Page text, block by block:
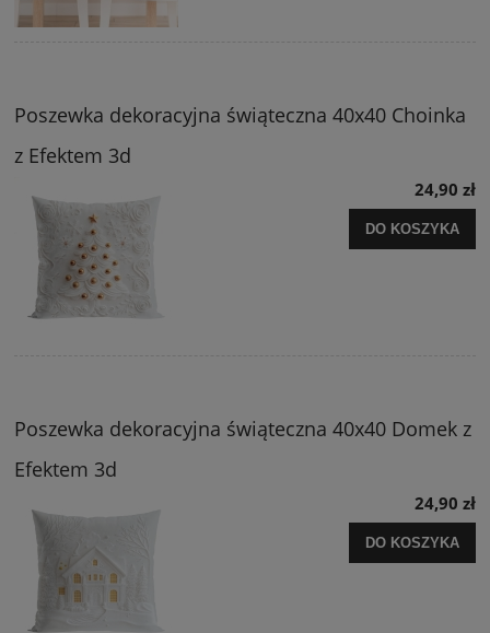
Poszewka dekoracyjna świąteczna 40x40 Choinka
z Efektem 3d
24,90 zł
DO KOSZYKA
Poszewka dekoracyjna świąteczna 40x40 Domek z
Efektem 3d
24,90 zł
DO KOSZYKA